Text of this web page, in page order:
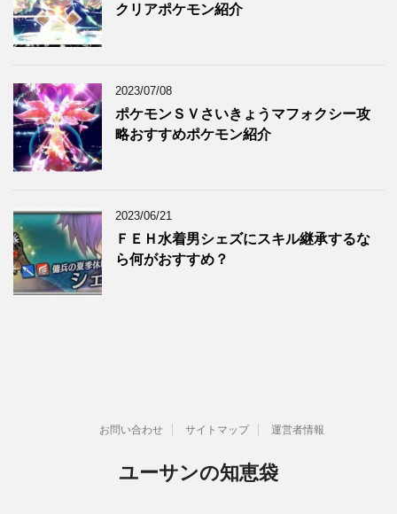
クリアポケモン紹介
2023/07/08
ポケモンＳＶさいきょうマフォクシー攻
略おすすめポケモン紹介
2023/06/21
ＦＥＨ水着男シェズにスキル継承するな
ら何がおすすめ？
お問い合わせ サイトマップ 運営者情報
ユーサンの知恵袋